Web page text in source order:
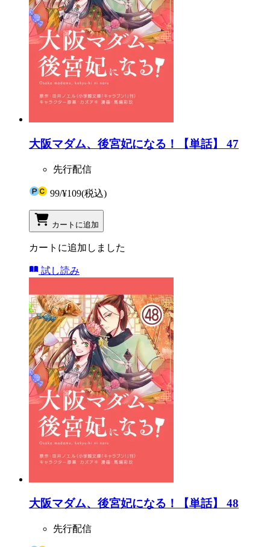
大阪マダム、後宮妃になる！【単話】 47
先行配信
99/¥109(税込)
カートに追加
カートに追加しました
試し読み
大阪マダム、後宮妃になる！【単話】 48
先行配信